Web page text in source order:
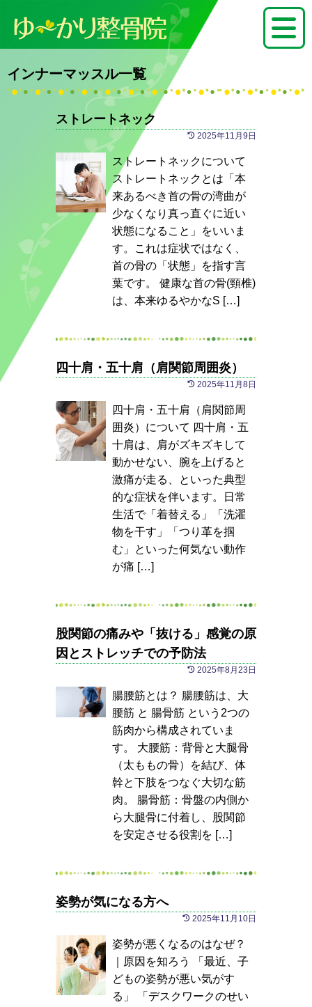
インナーマッスル一覧
ストレートネック
2025年11月9日
ストレートネックについて
ストレートネックとは「本
来あるべき首の骨の湾曲が
少なくなり真っ直ぐに近い
状態になること」をいいま
す。これは症状ではなく、
首の骨の「状態」を指す言
葉です。 健康な首の骨(頸椎)
は、本来ゆるやかなS […]
四十肩・五十肩（肩関節周囲炎）
2025年11月8日
四十肩・五十肩（肩関節周
囲炎）について 四十肩・五
十肩は、肩がズキズキして
動かせない、腕を上げると
激痛が走る、といった典型
的な症状を伴います。日常
生活で「着替える」「洗濯
物を干す」「つり革を掴
む」といった何気ない動作
が痛 […]
股関節の痛みや「抜ける」感覚の原
因とストレッチでの予防法
2025年8月23日
腸腰筋とは？ 腸腰筋は、大
腰筋 と 腸骨筋 という2つの
筋肉から構成されていま
す。 大腰筋：背骨と大腿骨
（太ももの骨）を結び、体
幹と下肢をつなぐ大切な筋
肉。 腸骨筋：骨盤の内側か
ら大腿骨に付着し、股関節
を安定させる役割を […]
姿勢が気になる方へ
2025年11月10日
姿勢が悪くなるのはなぜ？
｜原因を知ろう 「最近、子
どもの姿勢が悪い気がす
る」 「デスクワークのせい